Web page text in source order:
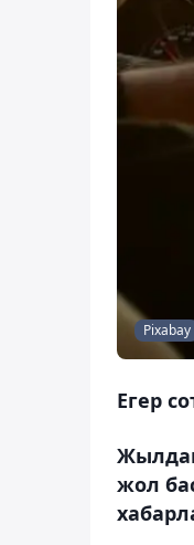
Pixabay
Егер
жол